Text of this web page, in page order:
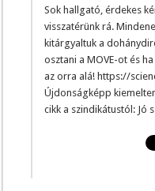
Sok hallgató, érdekes
visszatérünk rá.
kitárgyaltuk a
osztani a MOVE-ot és
az orra alá! https://
Újdonságképp
cikk a szindikátustól: Jó